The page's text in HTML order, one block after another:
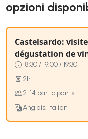
opzioni
Castelsardo:
dégustation de
18:30 / 19:00 / 19:30
2h
2-14 participants
Anglais, Italien